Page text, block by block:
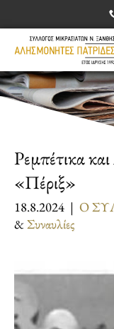
Ρεμπέτικα
«Πέριξ»
18.8.2024 | Ο
&Συναυλίες